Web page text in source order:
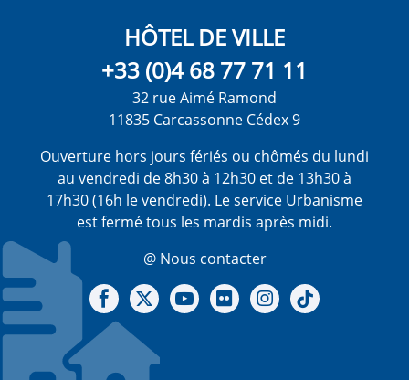
HÔTEL DE VILLE
+33 (0)4 68 77 71 11
32 rue Aimé Ramond
11835 Carcassonne Cédex 9
Ouverture hors jours fériés ou chômés du lundi
au vendredi de 8h30 à 12h30 et de 13h30 à
17h30 (16h le vendredi). Le service Urbanisme
est fermé tous les mardis après midi.
@ Nous contacter
Notre Facebook
Notre X - (twitter)
Notre chaine Youtube
Notre Gallerie sur Flickr
Notre Instagram